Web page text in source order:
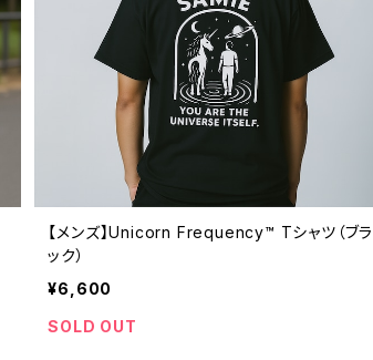
【メンズ】Unicorn Frequency™ Tシャツ（ブラ
ック）
¥6,600
SOLD OUT